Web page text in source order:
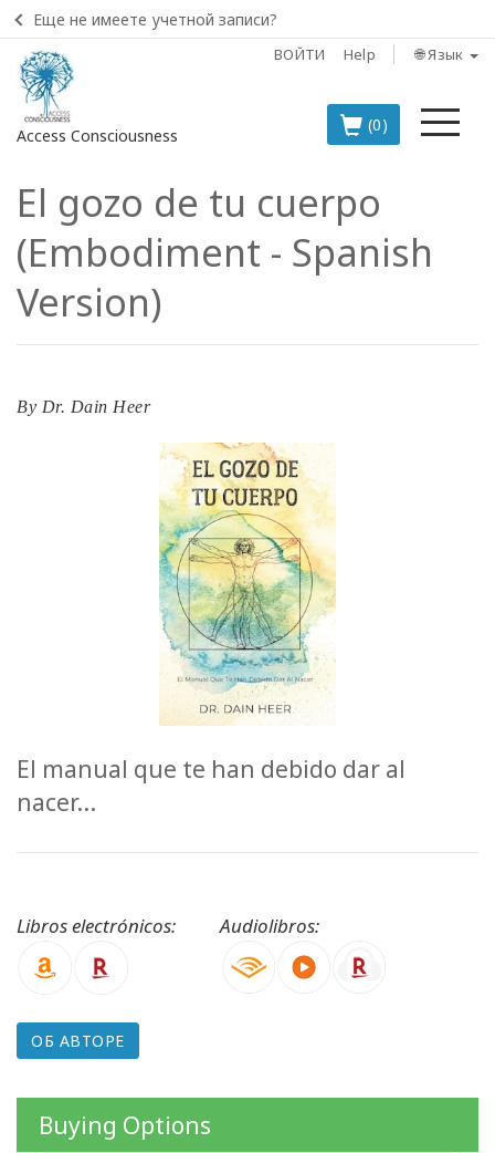
Еще не имеете учетной записи?
ВОЙТИ Help 🌐 Язык
Access Consciousness
(0)
Войти
в
свою
учетную
запись
BOOKS
CLASSES
тем
Просмотр
по языку
WISHLIST
El gozo de tu cuerpo
(Embodiment - Spanish
Version)
By Dr. Dain Heer
El manual que te han debido dar al
nacer...
Libros electrónicos: Audiolibros:
ОБ АВТОРЕ
Buying Options